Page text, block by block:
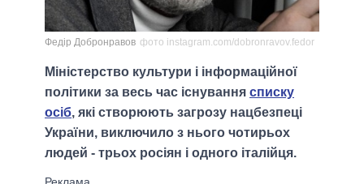
Федір Добронравов фото instagram.com/dobronravov.fedor
Міністерство культури і інформаційної
політики за весь час існування списку
осіб, які створюють загрозу нацбезпеці
України, виключило з нього чотирьох
людей - трьох росіян і одного італійця.